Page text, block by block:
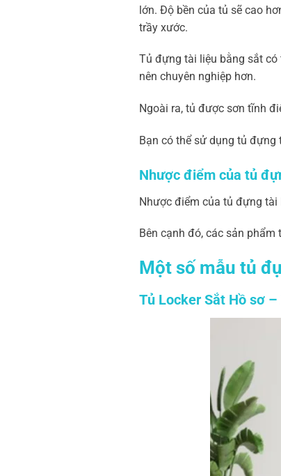
lớn. Độ bền của tủ sẽ cao
trầy xước.
Tủ đựng tài liệu bằng sắt
nên chuyên nghiệp hơn.
Ngoài ra, tủ được sơn tĩnh
Bạn có thể sử dụng tủ
Nhược điểm của tủ
Nhược điểm của tủ đựng tài
Bên cạnh đó, các sản
Một số mẫu tủ
Tủ Locker Sắt Hồ sơ